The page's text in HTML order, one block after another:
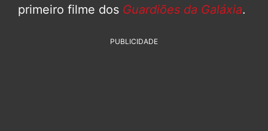
primeiro filme dos Guardiões da Galáxia.
PUBLICIDADE